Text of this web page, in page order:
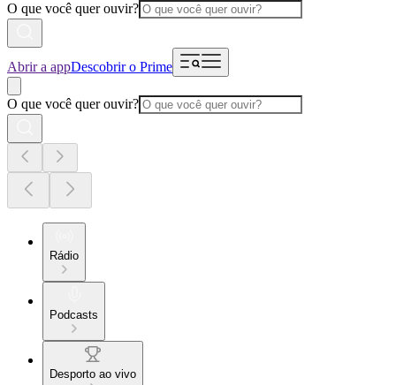
O que você quer ouvir?
Abrir a appDescobrir o Prime
O que você quer ouvir?
Rádio
Podcasts
Desporto ao vivo